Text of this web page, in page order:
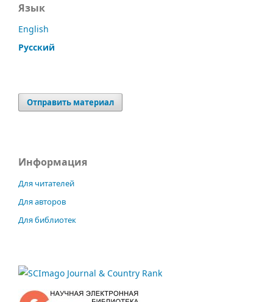
Язык
English
Русский
Отправить материал
Информация
Для читателей
Для авторов
Для библиотек